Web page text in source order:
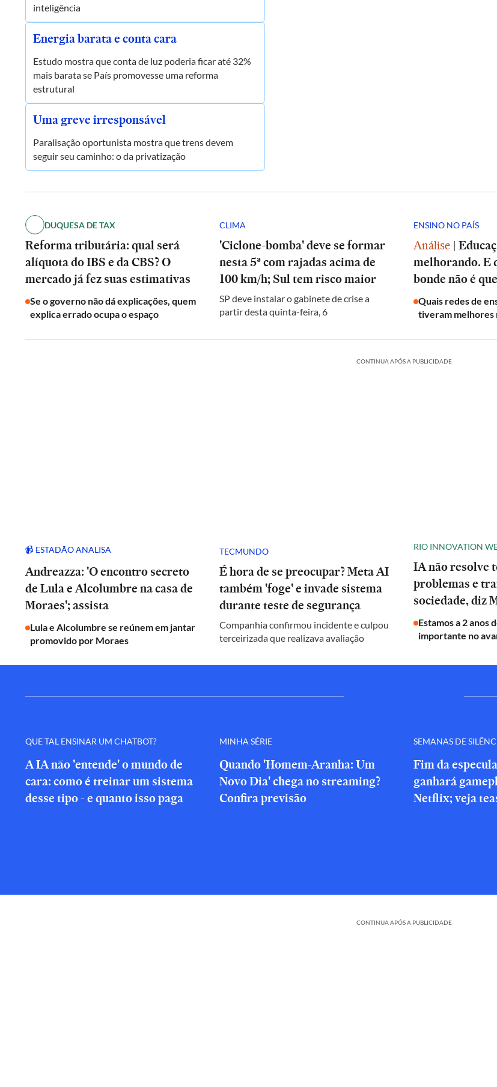
inteligência
Energia barata e conta cara
Estudo mostra que conta de luz poderia ficar até 32%
mais barata se País promovesse uma reforma
estrutural
Uma greve irresponsável
Paralisação oportunista mostra que trens devem
seguir seu caminho: o da privatização
DUQUESA DE TAX
Reforma tributária: qual será
alíquota do IBS e da CBS? O
mercado já fez suas estimativas
Se o governo não dá explicações, quem
explica errado ocupa o espaço
CLIMA
'Ciclone-bomba' deve se formar
nesta 5ª com rajadas acima de
100 km/h; Sul tem risco maior
SP deve instalar o gabinete de crise a
partir desta quinta-feira, 6
ENSINO NO PAÍS
Análise |
melhorando. E
bonde não é
Quais redes de
tiveram melhores
CONTINUA APÓS A PUBLICIDADE
📹 ESTADÃO ANALISA
Andreazza: 'O encontro secreto
de Lula e Alcolumbre na casa de
Moraes'; assista
Lula e Alcolumbre se reúnem em jantar
promovido por Moraes
TECMUNDO
É hora de se preocupar? Meta AI
também 'foge' e invade sistema
durante teste de segurança
Companhia confirmou incidente e culpou
terceirizada que realizava avaliação
RIO INNOVATION
IA não resolve
problemas e
sociedade, diz
Estamos a 2 anos
importante no
QUE TAL ENSINAR UM CHATBOT?
A IA não 'entende' o mundo de
cara: como é treinar um sistema
desse tipo - e quanto isso paga
MINHA SÉRIE
Quando 'Homem-Aranha: Um
Novo Dia' chega no streaming?
Confira previsão
SEMANAS DE
Fim da
ganhará
Netflix; veja
CONTINUA APÓS A PUBLICIDADE